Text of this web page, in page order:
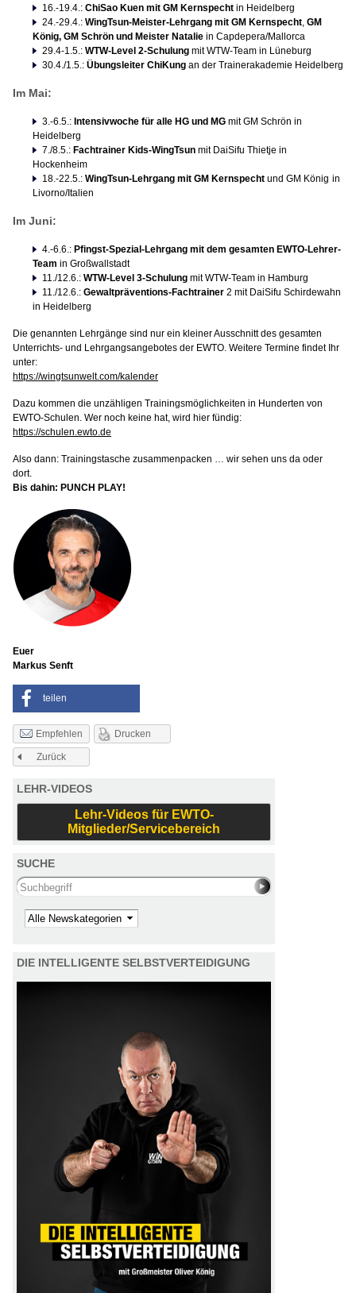
16.-19.4.: ChiSao Kuen mit GM Kernspecht in Heidelberg
24.-29.4.: WingTsun-Meister-Lehrgang mit GM Kernspecht, GM
König, GM Schrön und Meister Natalie in Capdepera/Mallorca
29.4-1.5.: WTW-Level 2-Schulung mit WTW-Team in Lüneburg
30.4./1.5.: Übungsleiter ChiKung an der Trainerakademie Heidelberg
Im Mai:
3.-6.5.: Intensivwoche für alle HG und MG mit GM Schrön in
Heidelberg
7./8.5.: Fachtrainer Kids-WingTsun mit DaiSifu Thietje in
Hockenheim
18.-22.5.: WingTsun-Lehrgang mit GM Kernspecht und GM König in
Livorno/Italien
Im Juni:
4.-6.6.: Pfingst-Spezial-Lehrgang mit dem gesamten EWTO-Lehrer-
Team in Großwallstadt
11./12.6.: WTW-Level 3-Schulung mit WTW-Team in Hamburg
11./12.6.: Gewaltpräventions-Fachtrainer 2 mit DaiSifu Schirdewahn
in Heidelberg
Die genannten Lehrgänge sind nur ein kleiner Ausschnitt des gesamten
Unterrichts- und Lehrgangsangebotes der EWTO. Weitere Termine findet Ihr
unter:
https://wingtsunwelt.com/kalender
Dazu kommen die unzähligen Trainingsmöglichkeiten in Hunderten von
EWTO-Schulen. Wer noch keine hat, wird hier fündig:
https://schulen.ewto.de
Also dann: Trainingstasche zusammenpacken … wir sehen uns da oder
dort.
Bis dahin: PUNCH PLAY!
Euer
Markus Senft
teilen
Empfehlen Drucken
Zurück
LEHR-VIDEOS
Lehr-Videos für EWTO-
Mitglieder/Servicebereich
SUCHE
Search this site
Kategorie
DIE INTELLIGENTE SELBSTVERTEIDIGUNG